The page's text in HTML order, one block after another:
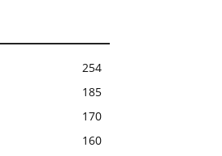
254
185
170
160